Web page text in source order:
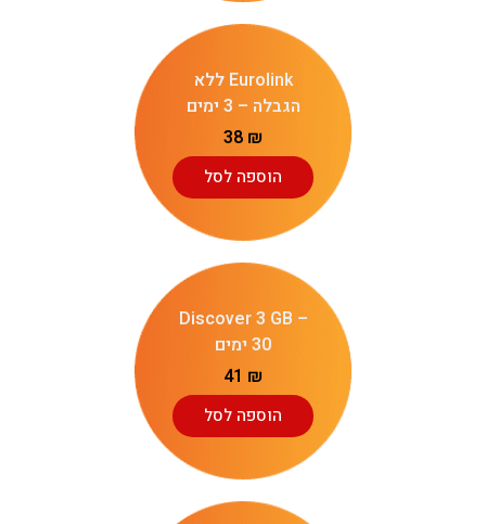
Eurolink ללא
הגבלה – 3 ימים
38 ₪
הוספה לסל
Discover 3 GB –
30 ימים
41 ₪
הוספה לסל